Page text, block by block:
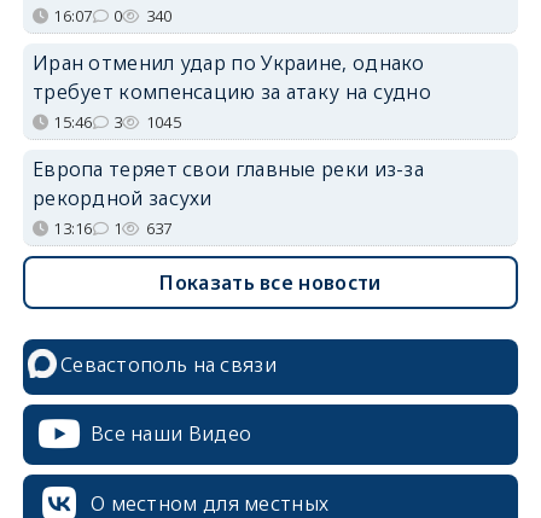
16:07 0 340
Иран отменил удар по Украине, однако
требует компенсацию за атаку на судно
15:46 3 1045
Европа теряет свои главные реки из-за
рекордной засухи
13:16 1 637
Показать все новости
Севастополь на связи
Все наши Видео
О местном для местных